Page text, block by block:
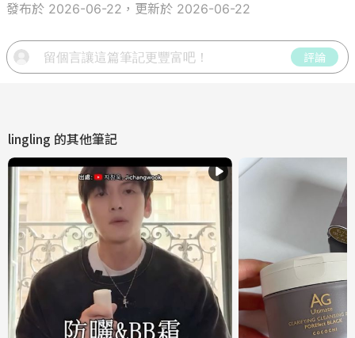
發布於 2026-06-22，更新於 2026-06-22
評論
lingling 的其他筆記